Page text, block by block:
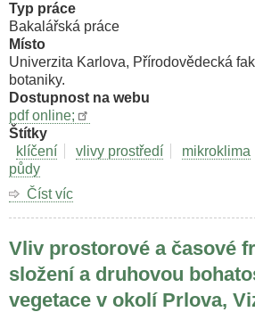
Typ práce
Bakalářská práce
Místo
Univerzita Karlova, Přírodovědecká
botaniky.
Dostupnost na webu
pdf online;
Štítky
klíčení
vlivy prostředí mikroklima
půdy
Číst víc
smreka
s
bylinnými
druhmi.
Vliv prostorové a časové
složení a druhovou
vegetace v okolí Prlova,